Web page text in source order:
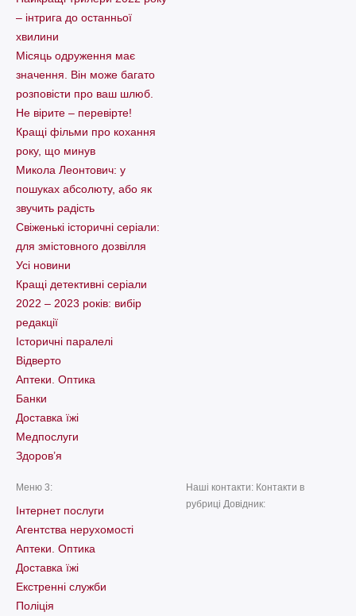
– інтрига до останньої
хвилини
Місяць одруження має
значення. Він може багато
розповісти про ваш шлюб.
Не вірите – перевірте!
Кращі фільми про кохання
року, що минув
Микола Леонтович: у
пошуках абсолюту, або як
звучить радість
Свіженькі історичні серіали:
для змістовного дозвілля
Усі новини
Кращі детективні серіали
2022 – 2023 років: вибір
редакції
Історичні паралелі
Відверто
Аптеки. Оптика
Банки
Доставка їжі
Медпослуги
Здоров’я
Меню 3:
Інтернет послуги
Агентства нерухомості
Аптеки. Оптика
Доставка їжі
Екстренні служби
Поліція
Наші контакти: Контакти в
рубриці Довідник: